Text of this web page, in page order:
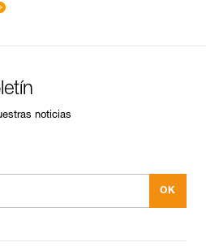
noticias